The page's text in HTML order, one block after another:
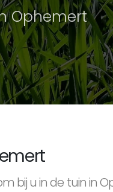
Ophemert
bij u in de tuin in